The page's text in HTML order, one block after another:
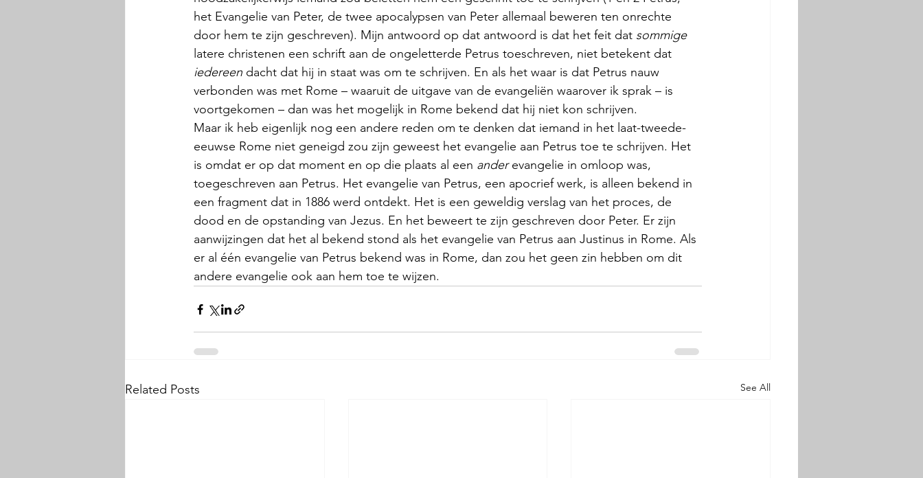
het Evangelie van Peter, de twee apocalypsen van Peter allemaal beweren ten onrechte
door hem te zijn geschreven). Mijn antwoord op dat antwoord is dat het feit dat sommige
latere christenen een schrift aan de ongeletterde Petrus toeschreven, niet betekent dat
iedereen dacht dat hij in staat was om te schrijven. En als het waar is dat Petrus nauw
verbonden was met Rome – waaruit de uitgave van de evangeliën waarover ik sprak – is
voortgekomen – dan was het mogelijk in Rome bekend dat hij niet kon schrijven.
Maar ik heb eigenlijk nog een andere reden om te denken dat iemand in het laat-tweede-
eeuwse Rome niet geneigd zou zijn geweest het evangelie aan Petrus toe te schrijven. Het
is omdat er op dat moment en op die plaats al een ander evangelie in omloop was,
toegeschreven aan Petrus. Het evangelie van Petrus, een apocrief werk, is alleen bekend in
een fragment dat in 1886 werd ontdekt. Het is een geweldig verslag van het proces, de
dood en de opstanding van Jezus. En het beweert te zijn geschreven door Peter. Er zijn
aanwijzingen dat het al bekend stond als het evangelie van Petrus aan Justinus in Rome. Als
er al één evangelie van Petrus bekend was in Rome, dan zou het geen zin hebben om dit
andere evangelie ook aan hem toe te wijzen.
Related Posts See All